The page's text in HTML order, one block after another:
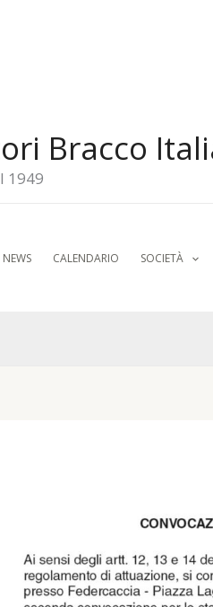
Bracco
1949
NEWS CALENDARIO SOCIETÀ